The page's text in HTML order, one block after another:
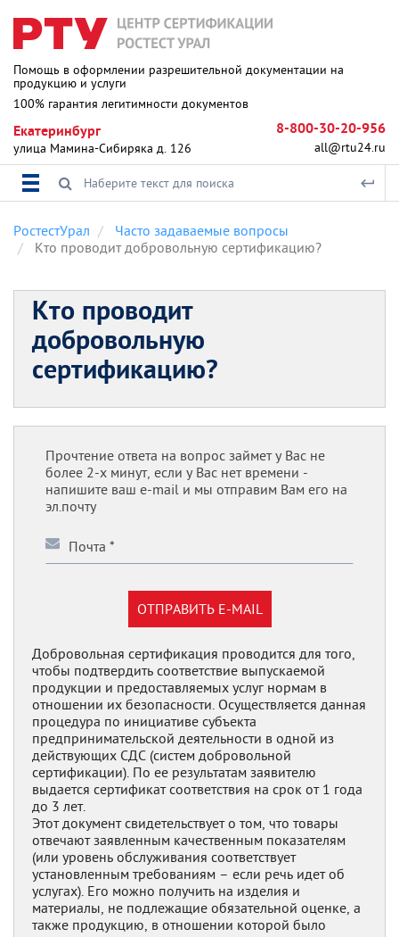
Помощь в оформлении разрешительной документации на
продукцию и услуги
100% гарантия легитимности документов
Екатеринбург
улица Мамина-Сибиряка д. 126
8-800-30-20-956
all@rtu24.ru
РостестУрал
Часто задаваемые вопросы
Кто проводит добровольную сертификацию?
Кто проводит
добровольную
сертификацию?
Прочтение ответа на вопрос займет у Вас не
более 2-х минут, если у Вас нет времени -
напишите ваш e-mail и мы отправим Вам его на
эл.почту
ОТПРАВИТЬ E-MAIL
Добровольная сертификация проводится для того,
чтобы подтвердить соответствие выпускаемой
продукции и предоставляемых услуг нормам в
отношении их безопасности. Осуществляется данная
процедура по инициативе субъекта
предпринимательской деятельности в одной из
действующих СДС (систем добровольной
сертификации). По ее результатам заявителю
выдается сертификат соответствия на срок от 1 года
до 3 лет.
Этот документ свидетельствует о том, что товары
отвечают заявленным качественным показателям
(или уровень обслуживания соответствует
установленным требованиям – если речь идет об
услугах). Его можно получить на изделия и
материалы, не подлежащие обязательной оценке, а
также продукцию, в отношении которой было